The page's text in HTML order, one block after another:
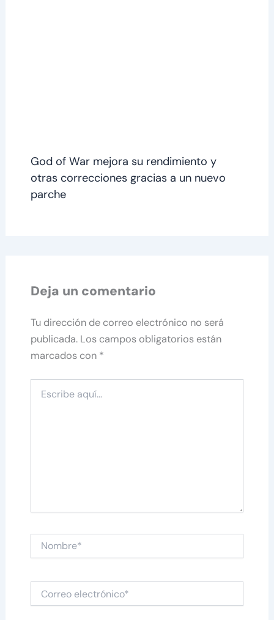
God of War mejora su rendimiento y
otras correcciones gracias a un nuevo
parche
Deja un comentario
Tu dirección de correo electrónico no será
publicada. Los campos obligatorios están
marcados con *
aquí...
Nombre*
electrónico*